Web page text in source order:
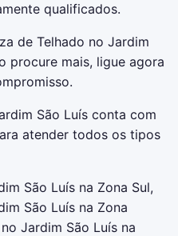
qualificados.
de Telhado no Jardim
procure mais, ligue agora
São Luís conta com
atender todos os tipos
São Luís na Zona Sul,
São Luís na Zona
Jardim São Luís na